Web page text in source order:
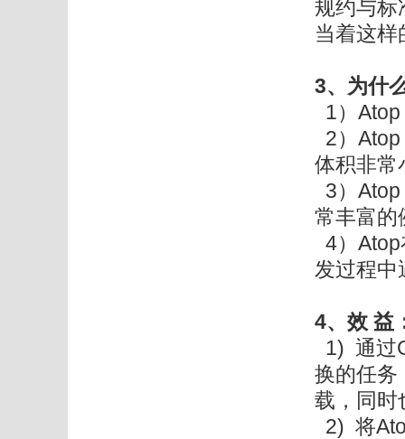
规约与标
当着这样
3、为什
1）
2）
体积非常
3）
常丰富的
4）
发过程中
4、效 益
1) 通过
换的任务
载，同时
2) 将